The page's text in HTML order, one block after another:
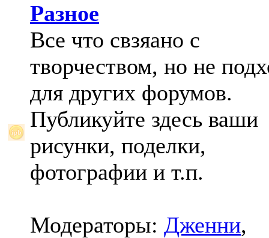
Разное
Все что свзяано с
творчеством, но не
для других форумов.
Публикуйте здесь ваши
рисунки, поделки,
фотографии и т.п.
Модераторы: Дженни,